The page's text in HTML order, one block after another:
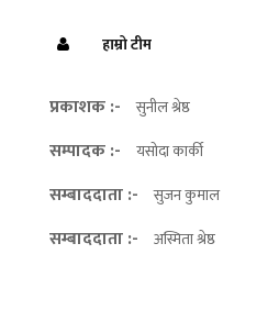
हाम्रो टीम
प्रकाशक :- सुनील श्रेष्ठ
सम्पादक :- यसोदा कार्की
सम्बाददाता :- सुजन कुमाल
सम्बाददाता :- अस्मिता श्रेष्ठ